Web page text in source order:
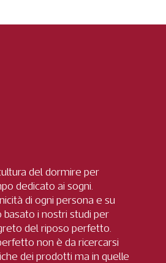
del dormire per
dedicato ai sogni.
di ogni persona e su
i nostri studi per
del riposo perfetto.
non è da ricercarsi
dei prodotti ma in quelle